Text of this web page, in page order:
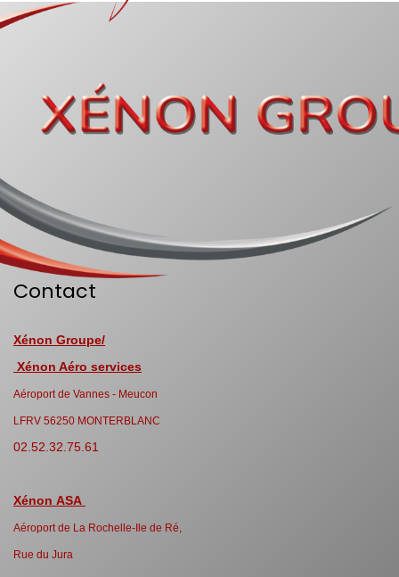
Contact
Xénon Groupe/
Xénon Aéro services
Aéroport de Vannes - Meucon